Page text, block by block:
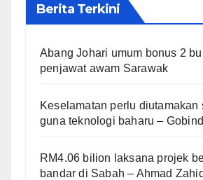
Berita Terkini
Abang Johari umum bonus 2
penjawat awam Sarawak
Keselamatan perlu diutamakan
guna teknologi baharu – Gobind
RM4.06 bilion laksana projek
bandar di Sabah – Ahmad Zahid